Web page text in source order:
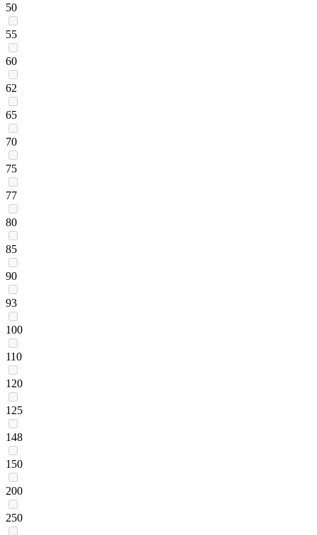
50
55
60
62
65
70
75
77
80
85
90
93
100
110
120
125
148
150
200
250